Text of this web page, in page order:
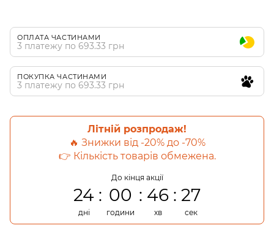
ОПЛАТА ЧАСТИНАМИ
3 платежу по 693.33 грн
ПОКУПКА ЧАСТИНАМИ
3 платежу по 693.33 грн
Літній розпродаж!
🔥 Знижки від -20% до -70%
👉 Кількість товарів обмежена.
До кінця акції
24
дні
00
години
46
хв
27
сек